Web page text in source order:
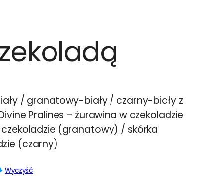
/ granatowy-biały / czarny-biały z
Pralines – żurawina w czekoladzie
(granatowy) / skórka
(czarny)
Wyczyść